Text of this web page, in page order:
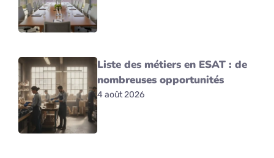
Liste des métiers en ESAT : de
nombreuses opportunités
4 août 2026